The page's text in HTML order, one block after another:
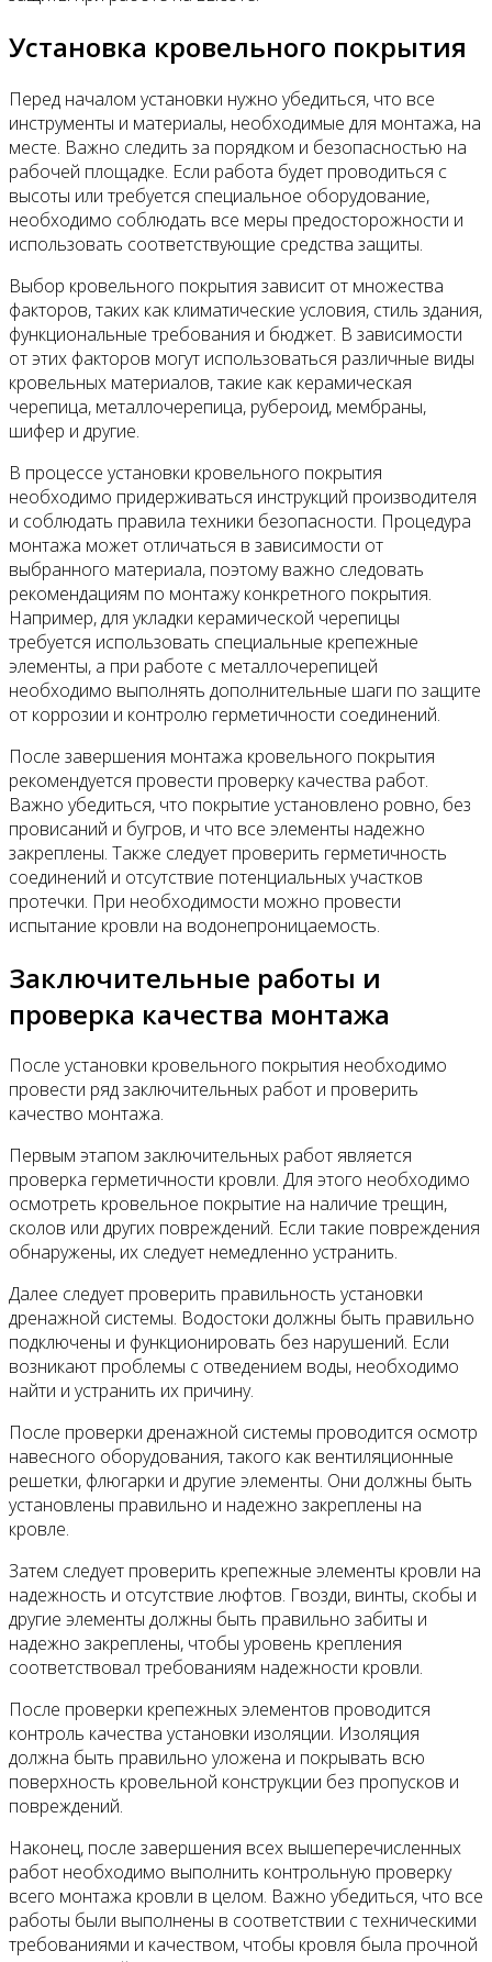
Установка кровельного покрытия
Перед началом установки нужно убедиться, что все
инструменты и материалы, необходимые для монтажа, на
месте. Важно следить за порядком и безопасностью на
рабочей площадке. Если работа будет проводиться с
высоты или требуется специальное оборудование,
необходимо соблюдать все меры предосторожности и
использовать соответствующие средства защиты.
Выбор кровельного покрытия зависит от множества
факторов, таких как климатические условия, стиль здания,
функциональные требования и бюджет. В зависимости
от этих факторов могут использоваться различные виды
кровельных материалов, такие как керамическая
черепица, металлочерепица, рубероид, мембраны,
шифер и другие.
В процессе установки кровельного покрытия
необходимо придерживаться инструкций производителя
и соблюдать правила техники безопасности. Процедура
монтажа может отличаться в зависимости от
выбранного материала, поэтому важно следовать
рекомендациям по монтажу конкретного покрытия.
Например, для укладки керамической черепицы
требуется использовать специальные крепежные
элементы, а при работе с металлочерепицей
необходимо выполнять дополнительные шаги по защите
от коррозии и контролю герметичности соединений.
После завершения монтажа кровельного покрытия
рекомендуется провести проверку качества работ.
Важно убедиться, что покрытие установлено ровно, без
провисаний и бугров, и что все элементы надежно
закреплены. Также следует проверить герметичность
соединений и отсутствие потенциальных участков
протечки. При необходимости можно провести
испытание кровли на водонепроницаемость.
Заключительные работы и
проверка качества монтажа
После установки кровельного покрытия необходимо
провести ряд заключительных работ и проверить
качество монтажа.
Первым этапом заключительных работ является
проверка герметичности кровли. Для этого необходимо
осмотреть кровельное покрытие на наличие трещин,
сколов или других повреждений. Если такие повреждения
обнаружены, их следует немедленно устранить.
Далее следует проверить правильность установки
дренажной системы. Водостоки должны быть правильно
подключены и функционировать без нарушений. Если
возникают проблемы с отведением воды, необходимо
найти и устранить их причину.
После проверки дренажной системы проводится осмотр
навесного оборудования, такого как вентиляционные
решетки, флюгарки и другие элементы. Они должны быть
установлены правильно и надежно закреплены на
кровле.
Затем следует проверить крепежные элементы кровли на
надежность и отсутствие люфтов. Гвозди, винты, скобы и
другие элементы должны быть правильно забиты и
надежно закреплены, чтобы уровень крепления
соответствовал требованиям надежности кровли.
После проверки крепежных элементов проводится
контроль качества установки изоляции. Изоляция
должна быть правильно уложена и покрывать всю
поверхность кровельной конструкции без пропусков и
повреждений.
Наконец, после завершения всех вышеперечисленных
работ необходимо выполнить контрольную проверку
всего монтажа кровли в целом. Важно убедиться, что все
работы были выполнены в соответствии с техническими
требованиями и качеством, чтобы кровля была прочной